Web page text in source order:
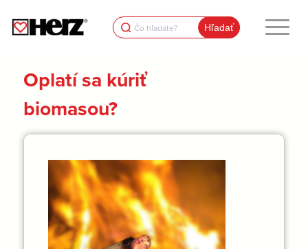
Search
for:
Oplatí sa kúriť
biomasou?